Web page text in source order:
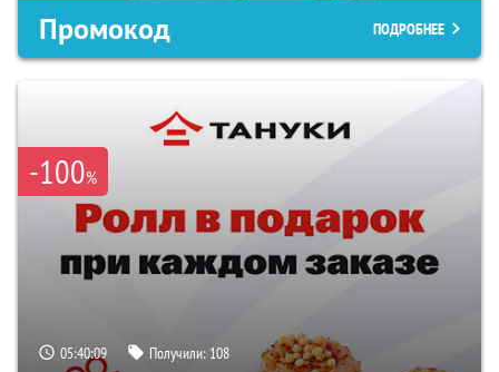
Промокод ПОДРОБНЕЕ
-100%
05:40:09 Получили: 108